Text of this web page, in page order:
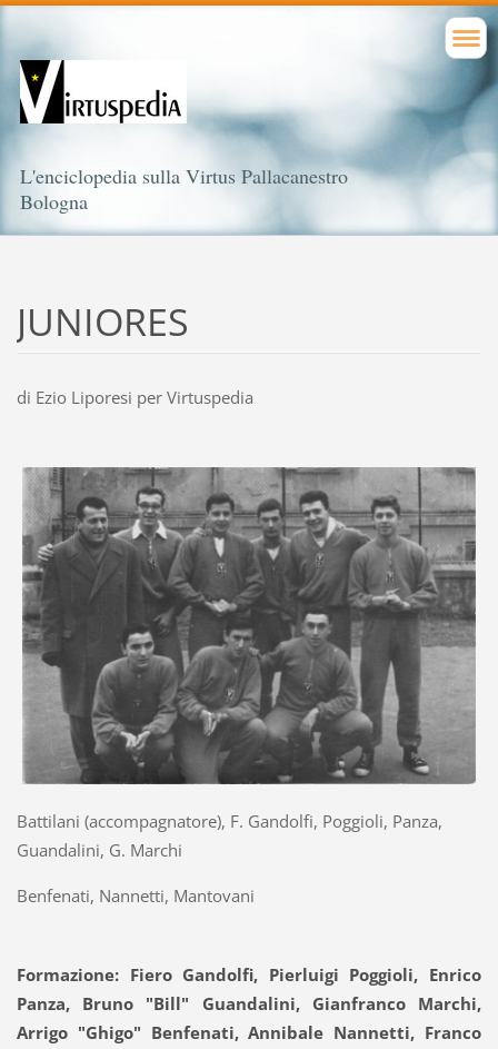
L'enciclopedia sulla Virtus Pallacanestro
Bologna
JUNIORES
di Ezio Liporesi per Virtuspedia
Battilani (accompagnatore), F. Gandolfi, Poggioli, Panza,
Guandalini, G. Marchi
Benfenati, Nannetti, Mantovani
Formazione: Fiero Gandolfi, Pierluigi Poggioli, Enrico
Panza, Bruno "Bill" Guandalini, Gianfranco Marchi,
Arrigo "Ghigo" Benfenati, Annibale Nannetti, Franco